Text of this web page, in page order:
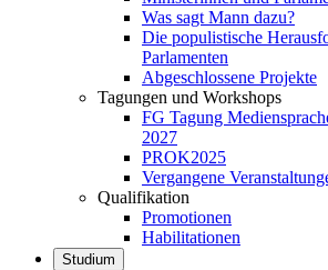
Was sagt Mann dazu?
Die populistische
Parlamenten
Abgeschlossene Projekte
Tagungen und Workshops
FG Tagung
2027
PROK2025
Vergangene
Qualifikation
Promotionen
Habilitationen
Studium